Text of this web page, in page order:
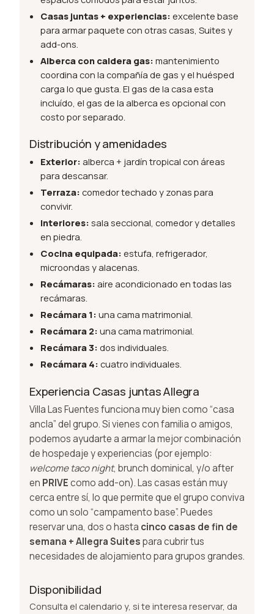
Casas juntas + experiencias: excelente base
para armar paquete con otras casas, Suites y
add-ons.
Alberca con caldera gas: mantenimiento
coordina con la compañía de gas y el huésped
carga lo que gusta. El gas de la casa esta
incluído, el gas de la alberca es opcional con
costo por separado.
Distribución y amenidades
Exterior: alberca + jardín tropical con áreas
para descansar.
Terraza: comedor techado y zonas para
convivir.
Interiores: sala seccional, comedor y detalles
en piedra.
Cocina equipada: estufa, refrigerador,
microondas y alacenas.
Recámaras: aire acondicionado en todas las
recámaras.
Recámara 1: una cama matrimonial.
Recámara 2: una cama matrimonial.
Recámara 3: dos individuales.
Recámara 4: cuatro individuales.
Experiencia Casas juntas Allegra
Villa Las Fuentes funciona muy bien como “casa
ancla” del grupo. Si vienes con familia o amigos,
podemos ayudarte a armar la mejor combinación
de hospedaje y experiencias (por ejemplo:
welcome taco night, brunch dominical, y/o after
en PRIVEcomo add-on). Las casas están muy
cerca entre sí, lo que permite que el grupo conviva
como un solo “campamento base”. Puedes
reservar una, dos o hasta cinco casas de fin de
semana + Allegra Suitespara cubrir tus
necesidades de alojamiento para grupos grandes.
Disponibilidad
Consulta el calendario y, si te interesa reservar, da